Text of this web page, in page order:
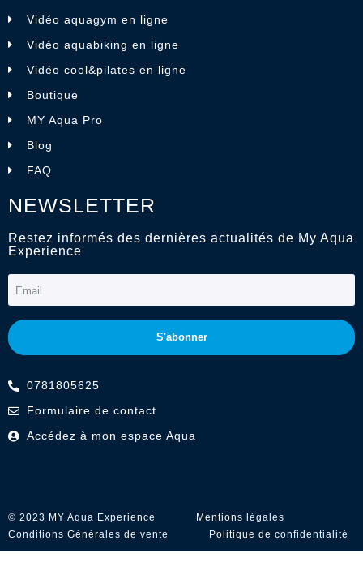
Vidéo aquagym en ligne
Vidéo aquabiking en ligne
Vidéo cool&pilates en ligne
Boutique
MY Aqua Pro
Blog
FAQ
NEWSLETTER
Restez informés des dernières actualités de My Aqua
Experience
S'abonner
0781805625
Formulaire de contact
Accédez à mon espace Aqua
© 2023 MY Aqua Experience
Mentions légales
Conditions Générales de vente
Politique de confidentialité